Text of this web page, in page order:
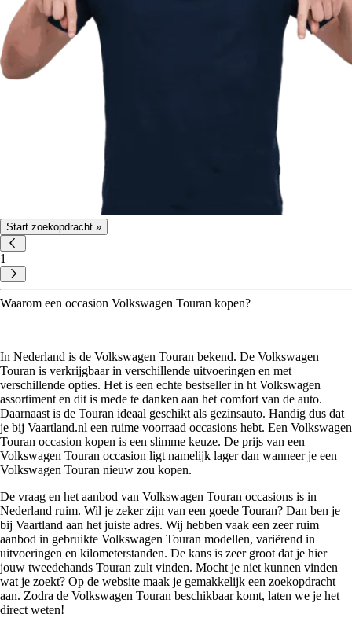
Start zoekopdracht »
1
Waarom een occasion Volkswagen Touran kopen?
In Nederland is de Volkswagen Touran bekend. De Volkswagen
Touran is verkrijgbaar in verschillende uitvoeringen en met
verschillende opties. Het is een echte bestseller in ht Volkswagen
assortiment en dit is mede te danken aan het comfort van de auto.
Daarnaast is de Touran ideaal geschikt als gezinsauto. Handig dus dat
je bij Vaartland.nl een ruime voorraad occasions hebt. Een Volkswagen
Touran occasion kopen is een slimme keuze. De prijs van een
Volkswagen Touran occasion ligt namelijk lager dan wanneer je een
Volkswagen Touran nieuw zou kopen.
De vraag en het aanbod van Volkswagen Touran occasions is in
Nederland ruim. Wil je zeker zijn van een goede Touran? Dan ben je
bij Vaartland aan het juiste adres. Wij hebben vaak een zeer ruim
aanbod in gebruikte Volkswagen Touran modellen, variërend in
uitvoeringen en kilometerstanden. De kans is zeer groot dat je hier
jouw tweedehands Touran zult vinden. Mocht je niet kunnen vinden
wat je zoekt? Op de website maak je gemakkelijk een zoekopdracht
aan. Zodra de Volkswagen Touran beschikbaar komt, laten we je het
direct weten!